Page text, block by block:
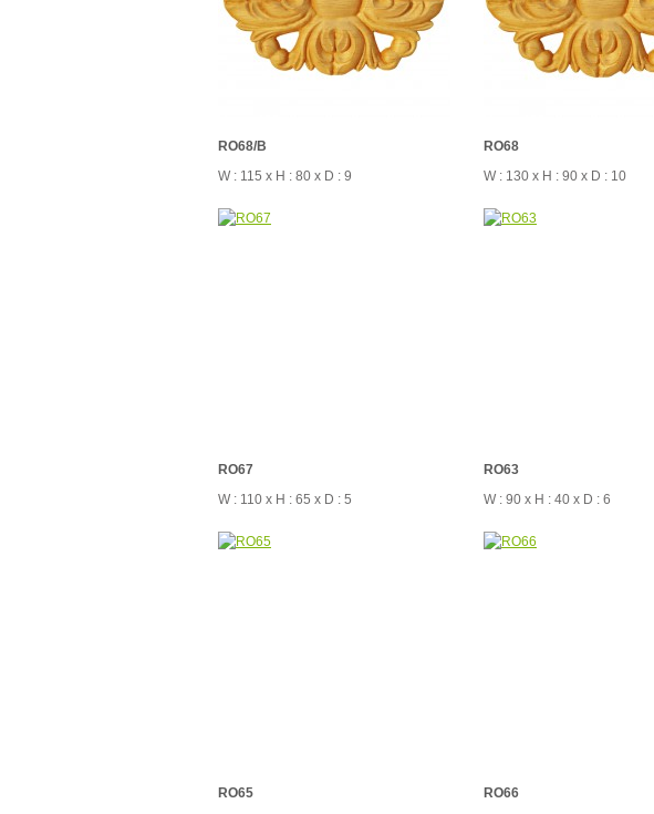
RO68/B
W : 115 x H : 80 x D : 9
RO68
W : 130 x H : 90 x D : 10
RO67
W : 110 x H : 65 x D : 5
RO63
W : 90 x H : 40 x D : 6
RO65
RO66